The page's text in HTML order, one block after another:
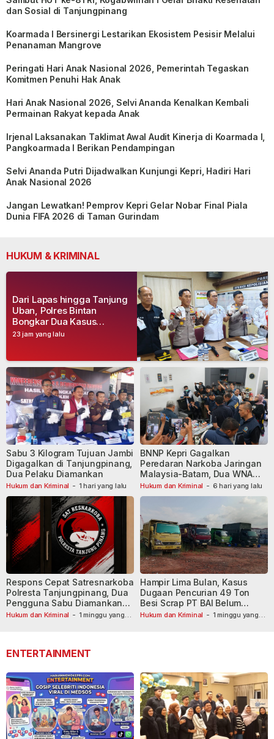
dan Sosial di Tanjungpinang
Koarmada I Bersinergi Lestarikan Ekosistem Pesisir Melalui
Penanaman Mangrove
Peringati Hari Anak Nasional 2026, Pemerintah Tegaskan
Komitmen Penuhi Hak Anak
Hari Anak Nasional 2026, Selvi Ananda Kenalkan Kembali
Permainan Rakyat kepada Anak
Irjenal Laksanakan Taklimat Awal Audit Kinerja di Koarmada I,
Pangkoarmada I Berikan Pendampingan
Selvi Ananda Putri Dijadwalkan Kunjungi Kepri, Hadiri Hari
Anak Nasional 2026
Jangan Lewatkan! Pemprov Kepri Gelar Nobar Final Piala
Dunia FIFA 2026 di Taman Gurindam
HUKUM & KRIMINAL
23 jam yang lalu
Dari Lapas hingga Tanjung
Uban, Polres Bintan
Bongkar Dua Kasus
Narkoba, Empat Tersangka
Hukum dan Kriminal - 1 hari yang lalu
Sabu 3 Kilogram Tujuan Jambi
Digagalkan di Tanjungpinang,
Dua Pelaku Diamankan
Hukum dan Kriminal - 6 hari yang lalu
BNNP Kepri Gagalkan
Peredaran Narkoba Jaringan
Malaysia-Batam, Dua WNA
Masih Diburu
Hukum dan Kriminal - 1 minggu yang
Respons Cepat Satresnarkoba
Polresta Tanjungpinang, Dua
Pengguna Sabu Diamankan
Usai Dilaporkan ke Call Center
Hukum dan Kriminal - 1 minggu yang
Hampir Lima Bulan, Kasus
Dugaan Pencurian 49 Ton
Besi Scrap PT BAI Belum
Tetapkan Tersangka
ENTERTAINMENT